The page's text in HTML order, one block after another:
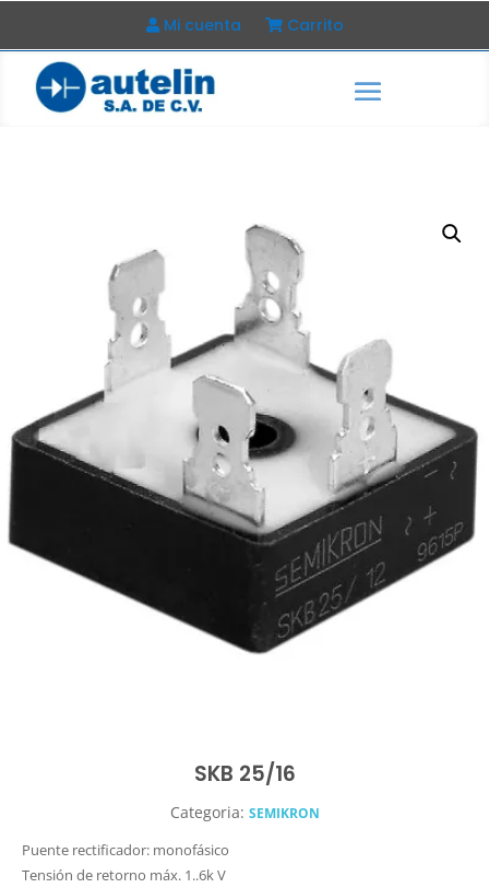
Mi cuenta Carrito
SKB 25/16
Categoria: SEMIKRON
Puente rectificador: monofásico
Tensión de retorno máx. 1..6k V